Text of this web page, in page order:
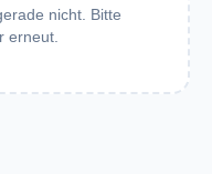
nicht. Bitte
erneut.